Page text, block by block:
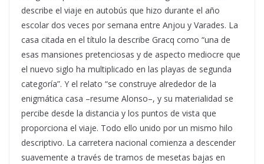
describe el viaje en autobús que hizo durante el año
escolar dos veces por semana entre Anjou y Varades. La
casa citada en el título la describe Gracq como “una de
esas mansiones pretenciosas y de aspecto mediocre que
el nuevo siglo ha multiplicado en las playas de segunda
categoría”. Y el relato “se construye alrededor de la
enigmática casa –resume Alonso–, y su materialidad se
percibe desde la distancia y los puntos de vista que
proporciona el viaje. Todo ello unido por un mismo hilo
descriptivo. La carretera nacional comienza a descender
suavemente a través de tramos de mesetas bajas en